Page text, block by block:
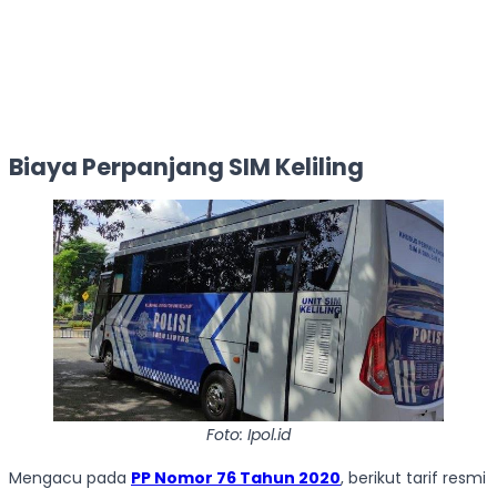
Biaya Perpanjang SIM Keliling
Foto: Ipol.id
Mengacu pada PP Nomor 76 Tahun 2020, berikut tarif resmi